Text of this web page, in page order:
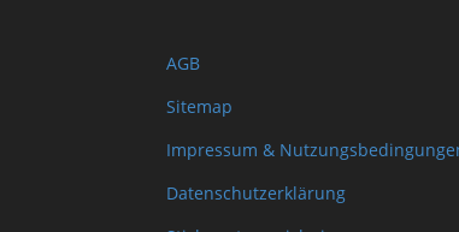
AGB
Sitemap
Impressum &
Datenschutzerklärung